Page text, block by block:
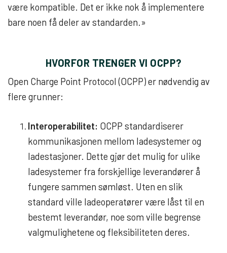
være kompatible. Det er ikke nok å implementere
bare noen få deler av standarden.»
HVORFOR TRENGER VI OCPP?
Open Charge Point Protocol (OCPP) er nødvendig av
flere grunner:
Interoperabilitet: OCPP standardiserer
kommunikasjonen mellom ladesystemer og
ladestasjoner. Dette gjør det mulig for ulike
ladesystemer fra forskjellige leverandører å
fungere sammen sømløst. Uten en slik
standard ville ladeoperatører være låst til en
bestemt leverandør, noe som ville begrense
valgmulighetene og fleksibiliteten deres.